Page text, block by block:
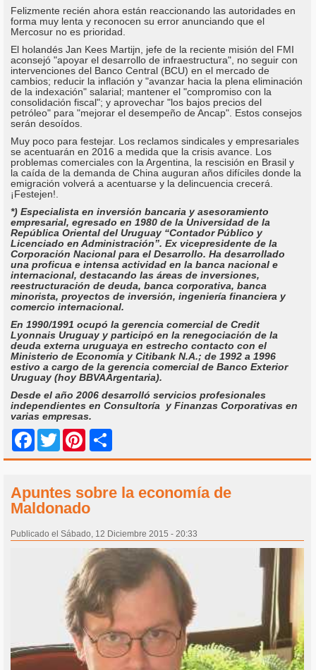
Felizmente recién ahora están reaccionando las autoridades en
forma muy lenta y reconocen su error anunciando que el
Mercosur no es prioridad.
El holandés Jan Kees Martijn, jefe de la reciente misión del FMI
aconsejó "apoyar el desarrollo de infraestructura", no seguir con
intervenciones del Banco Central (BCU) en el mercado de
cambios; reducir la inflación y "avanzar hacia la plena eliminación
de la indexación" salarial; mantener el "compromiso con la
consolidación fiscal"; y aprovechar "los bajos precios del
petróleo" para "mejorar el desempeño de Ancap". Estos consejos
serán desoídos.
Muy poco para festejar. Los reclamos sindicales y empresariales
se acentuarán en 2016 a medida que la crisis avance. Los
problemas comerciales con la Argentina, la rescisión en Brasil y
la caída de la demanda de China auguran años difíciles donde la
emigración volverá a acentuarse y la delincuencia crecerá.
¡Festejen!.
*) Especialista en inversión bancaria y asesoramiento
empresarial, egresado en 1980 de la Universidad de la
República Oriental del Uruguay “Contador Público y
Licenciado en Administración”. Ex vicepresidente de la
Corporación Nacional para el Desarrollo. Ha desarrollado
una proficua e intensa actividad en la banca nacional e
internacional, destacando las áreas de inversiones,
reestructuración de deuda, banca corporativa, banca
minorista, proyectos de inversión, ingeniería financiera y
comercio internacional.
En 1990/1991 ocupó la gerencia comercial de Credit
Lyonnais Uruguay y participó en la renegociación de la
deuda externa uruguaya en estrecho contacto con el
Ministerio de Economía y Citibank N.A.; de 1992 a 1996
estivo a cargo de la gerencia comercial de Banco Exterior
Uruguay (hoy BBVAArgentaria).
Desde el año 2006 desarrolló servicios profesionales
independientes en Consultoría y Finanzas Corporativas en
varias empresas.
Facebook
Twitter Pinterest
Apuntes sobre la economía de
Maldonado
Publicado el Sábado, 12 Diciembre 2015 - 20:33